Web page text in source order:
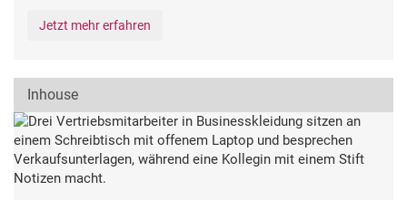
Jetzt mehr erfahren
Inhouse